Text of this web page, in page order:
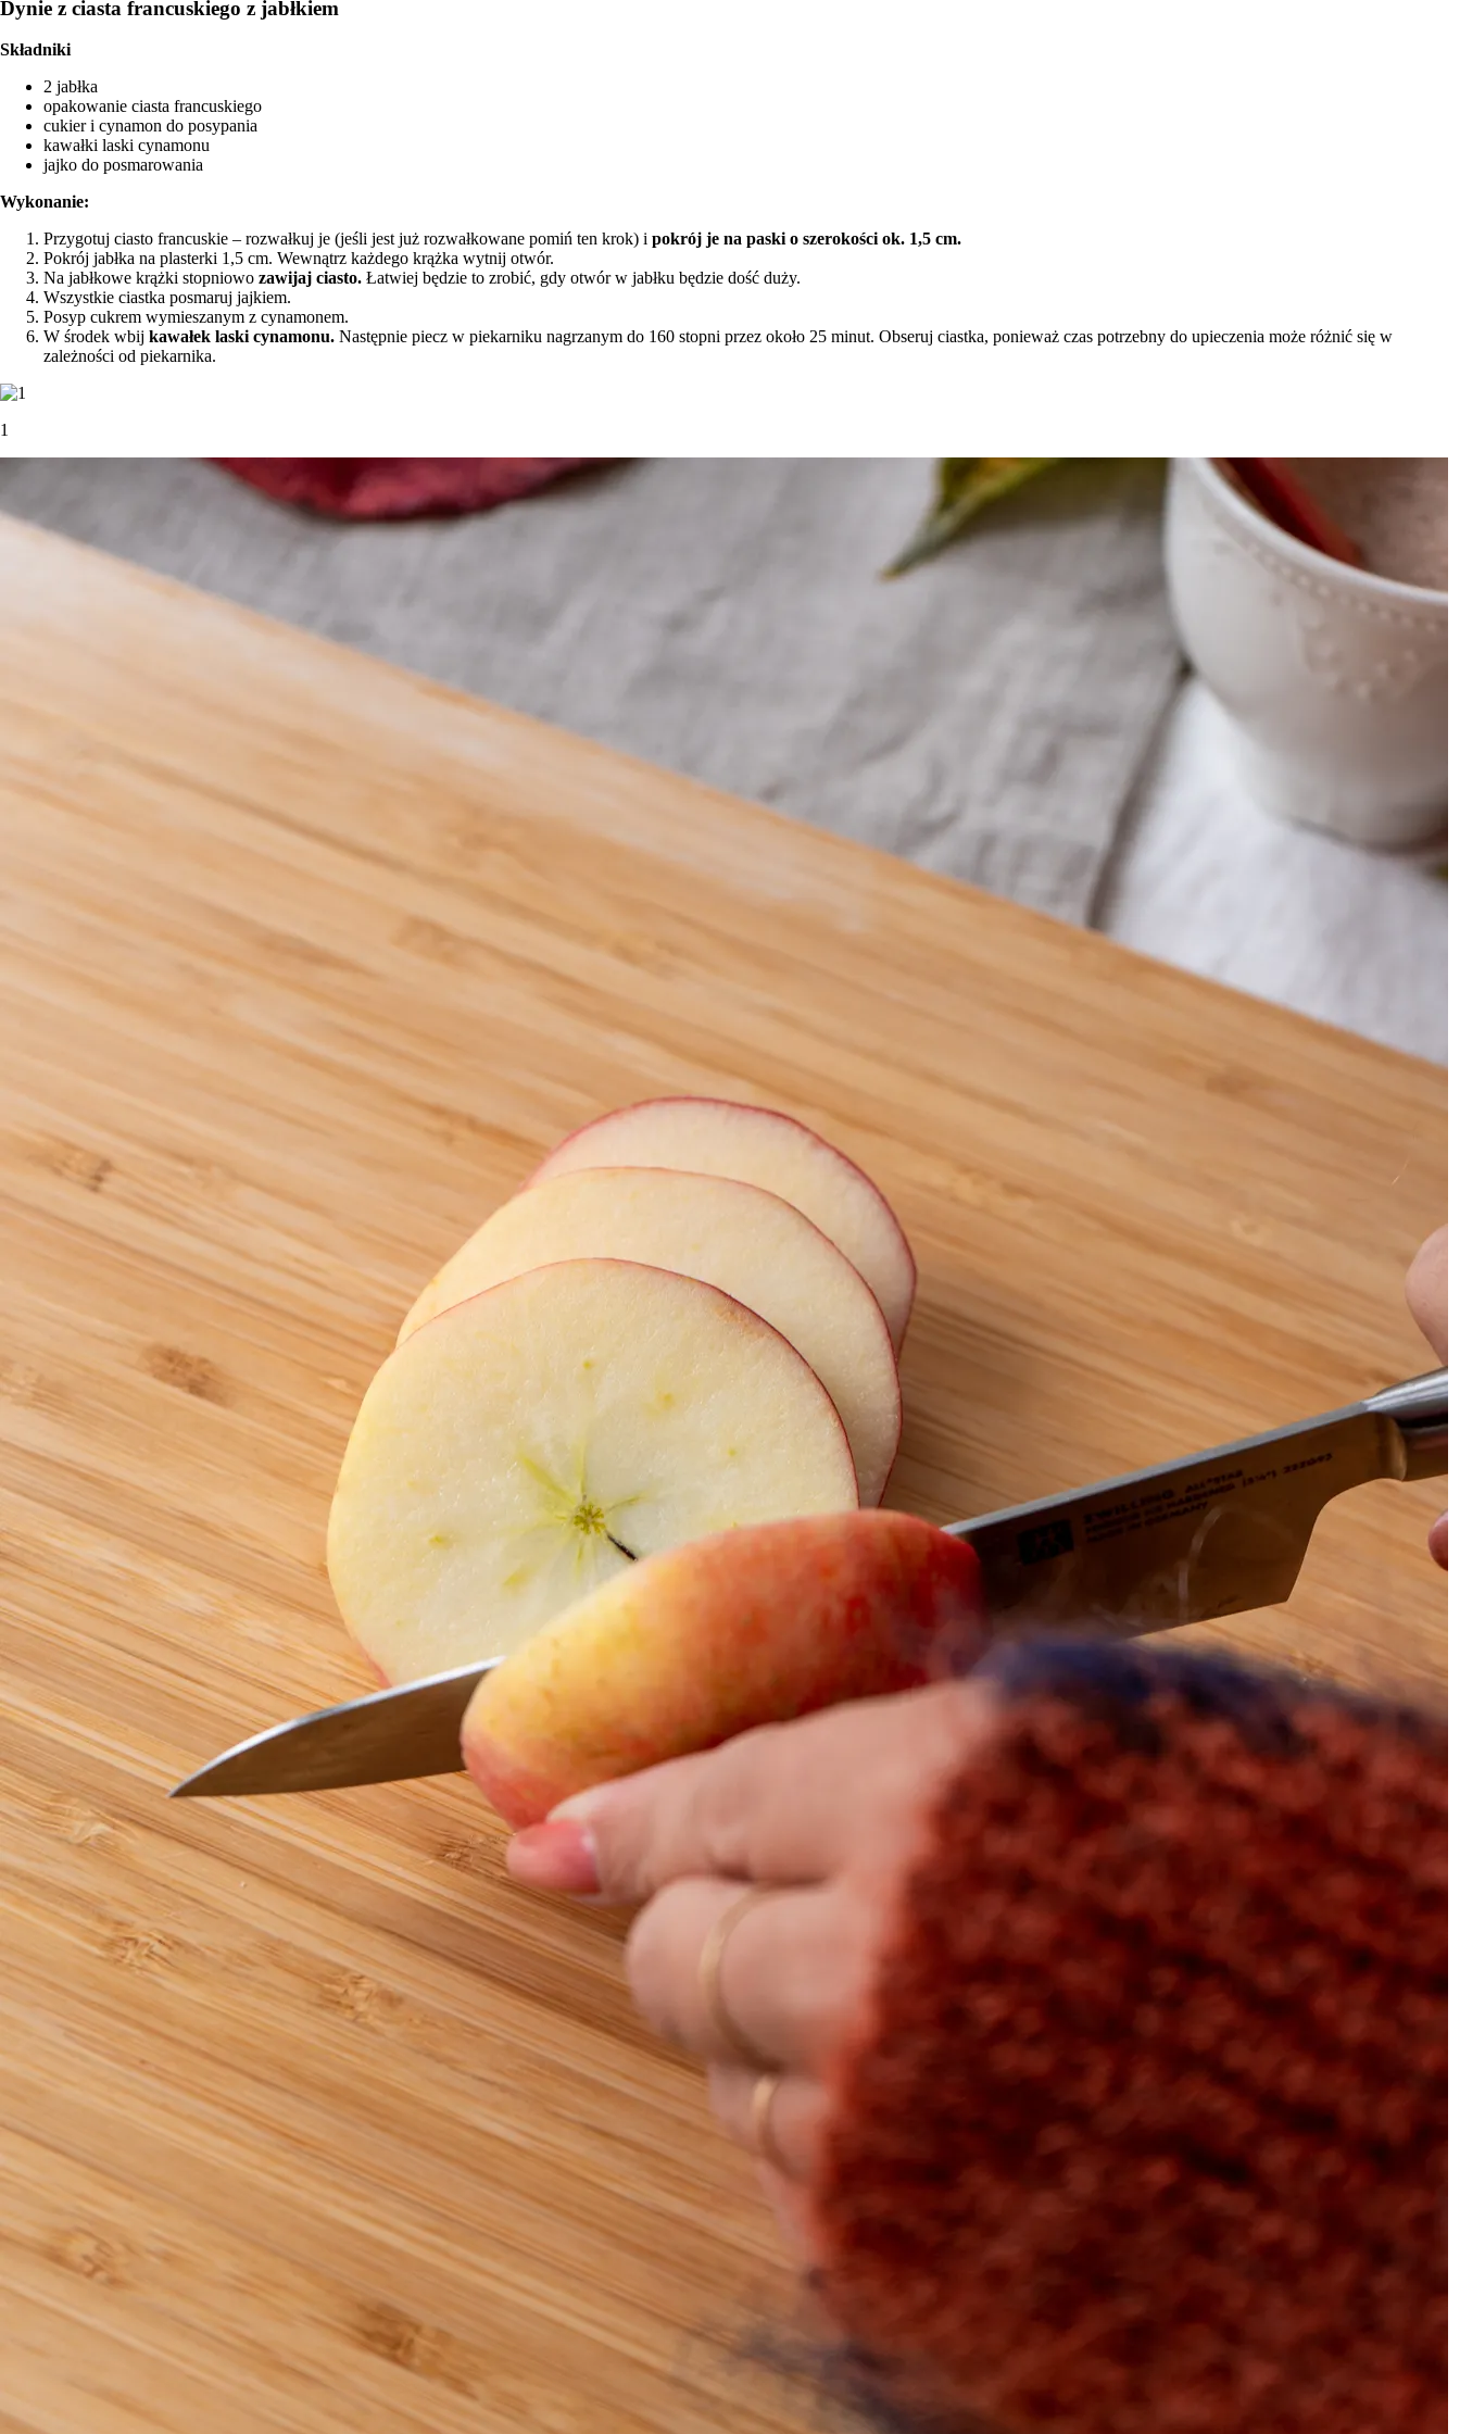
Dynie z ciasta francuskiego z jabłkiem
Składniki
2 jabłka
opakowanie ciasta francuskiego
cukier i cynamon do posypania
kawałki laski cynamonu
jajko do posmarowania
Wykonanie:
Przygotuj ciasto francuskie – rozwałkuj je (jeśli jest już rozwałkowane pomiń ten krok) i pokrój je na paski o szerokości ok. 1,5 cm.
Pokrój jabłka na plasterki 1,5 cm. Wewnątrz każdego krążka wytnij otwór.
Na jabłkowe krążki stopniowo zawijaj ciasto. Łatwiej będzie to zrobić, gdy otwór w jabłku będzie dość duży.
Wszystkie ciastka posmaruj jajkiem.
Posyp cukrem wymieszanym z cynamonem.
W środek wbij kawałek laski cynamonu. Następnie piecz w piekarniku nagrzanym do 160 stopni przez około 25 minut. Obseruj ciastka, ponieważ czas potrzebny do upieczenia może różnić się w
zależności od piekarnika.
1